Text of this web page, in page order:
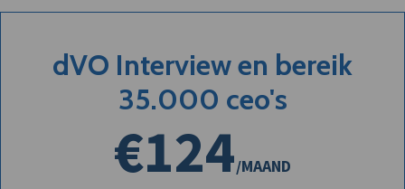
dVO Interview en bereik
35.000 ceo's
€124/MAAND